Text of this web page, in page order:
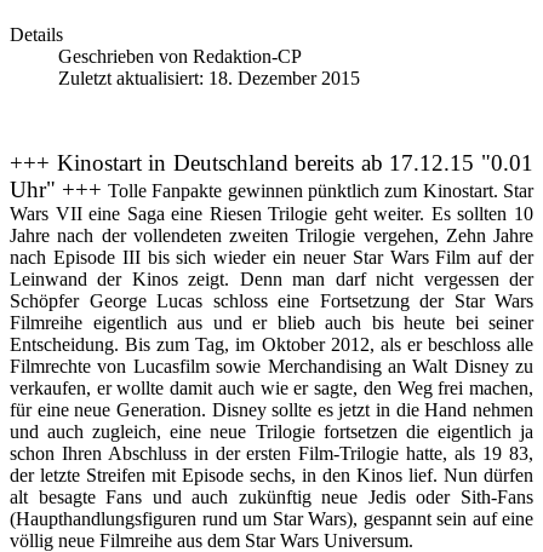
Details
Geschrieben von Redaktion-CP
Zuletzt aktualisiert: 18. Dezember 2015
+++ Kinostart in Deutschland bereits ab 17.12.15 "0.01
Uhr" +++ Tolle Fanpakte gewinnen pünktlich zum Kinostart. Star
Wars VII eine Saga eine Riesen Trilogie geht weiter. Es sollten 10
Jahre nach der vollendeten zweiten Trilogie vergehen, Zehn Jahre
nach Episode III bis sich wieder ein neuer Star Wars Film auf der
Leinwand der Kinos zeigt. Denn man darf nicht vergessen der
Schöpfer George Lucas schloss eine Fortsetzung der Star Wars
Filmreihe eigentlich aus und er blieb auch bis heute bei seiner
Entscheidung. Bis zum Tag, im Oktober 2012, als er beschloss alle
Filmrechte von Lucasfilm sowie Merchandising an Walt Disney zu
verkaufen, er wollte damit auch wie er sagte, den Weg frei machen,
für eine neue Generation. Disney sollte es jetzt in die Hand nehmen
und auch zugleich, eine neue Trilogie fortsetzen die eigentlich ja
schon Ihren Abschluss in der ersten Film-Trilogie hatte, als 19 83,
der letzte Streifen mit Episode sechs, in den Kinos lief. Nun dürfen
alt besagte Fans und auch zukünftig neue Jedis oder Sith-Fans
(Haupthandlungsfiguren rund um Star Wars), gespannt sein auf eine
völlig neue Filmreihe aus dem Star Wars Universum.